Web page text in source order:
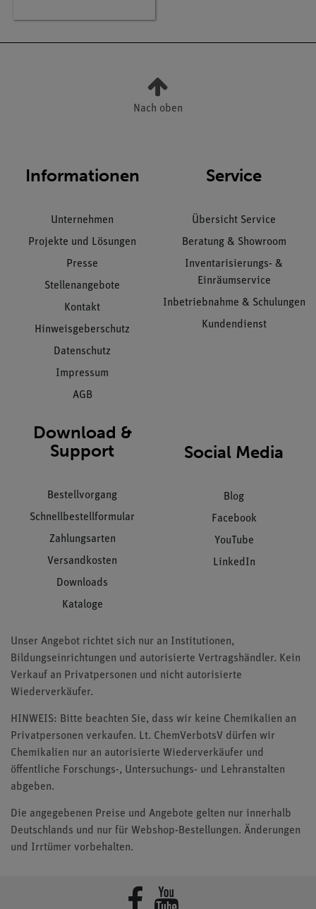
Nach oben
Informationen
Unternehmen
Projekte und Lösungen
Presse
Stellenangebote
Kontakt
Hinweisgeberschutz
Datenschutz
Impressum
AGB
Service
Übersicht Service
Beratung & Showroom
Inventarisierungs- &
Einräumservice
Inbetriebnahme & Schulungen
Kundendienst
Download &
Support
Bestellvorgang
Schnellbestellformular
Zahlungsarten
Versandkosten
Downloads
Kataloge
Social Media
Blog
Facebook
YouTube
LinkedIn
Unser Angebot richtet sich nur an Institutionen,
Bildungseinrichtungen und autorisierte Vertragshändler. Kein
Verkauf an Privatpersonen und nicht autorisierte
Wiederverkäufer.
HINWEIS: Bitte beachten Sie, dass wir keine Chemikalien an
Privatpersonen verkaufen. Lt. ChemVerbotsV dürfen wir
Chemikalien nur an autorisierte Wiederverkäufer und
öffentliche Forschungs-, Untersuchungs- und Lehranstalten
abgeben.
Die angegebenen Preise und Angebote gelten nur innerhalb
Deutschlands und nur für Webshop-Bestellungen. Änderungen
und Irrtümer vorbehalten.